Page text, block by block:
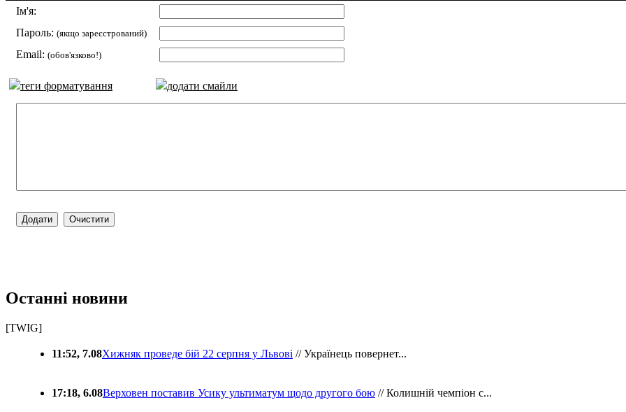
Ім'я:
Пароль: (якщо зареєстрований)
Email: (обов'язково!)
теги форматування додати смайли
Останні новини
[TWIG]
11:52, 7.08Хижняк проведе бій 22 серпня у Львові // Українець повернет...
17:18, 6.08Верховен поставив Усику ультиматум щодо другого бою // Колишній чемпіон с...